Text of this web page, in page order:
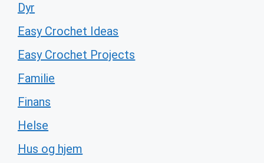
Dyr
Easy Crochet Ideas
Easy Crochet Projects
Familie
Finans
Helse
Hus og hjem